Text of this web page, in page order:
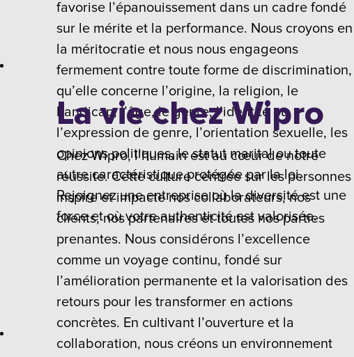
favorise l’épanouissement dans un cadre fondé
sur le mérite et la performance. Nous croyons en
la méritocratie et nous nous engageons
fermement contre toute forme de discrimination,
qu’elle concerne l’origine, la religion, le
handicap, l’âge, le genre, l’identité ou
l’expression de genre, l’orientation sexuelle, les
opinions politiques, le statut marital ou toute
autre caractéristique protégée par la loi.
Rejoignez une entreprise où la diversité est une
force et où votre authenticité est valorisée.
La vie chez Wipro
Chez Wipro, l’humain est au cœur de notre
réussite. Cette culture centrée sur les personnes
inspire et impacte nos collaborateurs, nos
clients, nos partenaires et toutes nos parties
prenantes. Nous considérons l’excellence
comme un voyage continu, fondé sur
l’amélioration permanente et la valorisation des
retours pour les transformer en actions
concrètes. En cultivant l’ouverture et la
collaboration, nous créons un environnement